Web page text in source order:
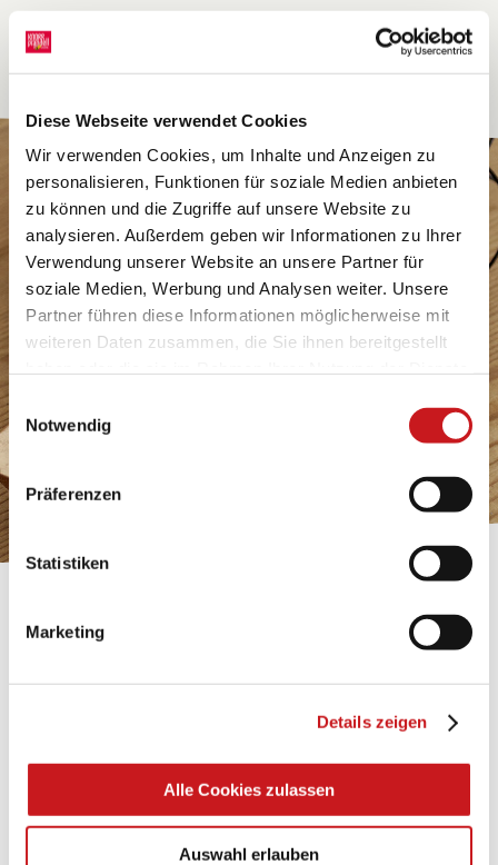
Diese Webseite verwendet Cookies
Wir verwenden Cookies, um Inhalte und Anzeigen zu
personalisieren, Funktionen für soziale Medien anbieten
zu können und die Zugriffe auf unsere Website zu
analysieren. Außerdem geben wir Informationen zu Ihrer
Verwendung unserer Website an unsere Partner für
soziale Medien, Werbung und Analysen weiter. Unsere
Partner führen diese Informationen möglicherweise mit
weiteren Daten zusammen, die Sie ihnen bereitgestellt
Datenschutzhinweisen
mehr darüber, wer wir sind, wie
personenbezogene Daten verarbeiten. Hier geht’s zum
Impressum.
Einwilligungsauswahl
Notwendig
Präferenzen
Statistiken
Marketing
Details zeigen
Alle Cookies zulassen
Auswahl erlauben
bekleben, bemalen, falten... und für viele
Zum Tipp